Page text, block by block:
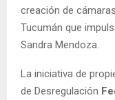
creación de
Tucumán que
Sandra Mendoza.
La iniciativa de
de Desregulación